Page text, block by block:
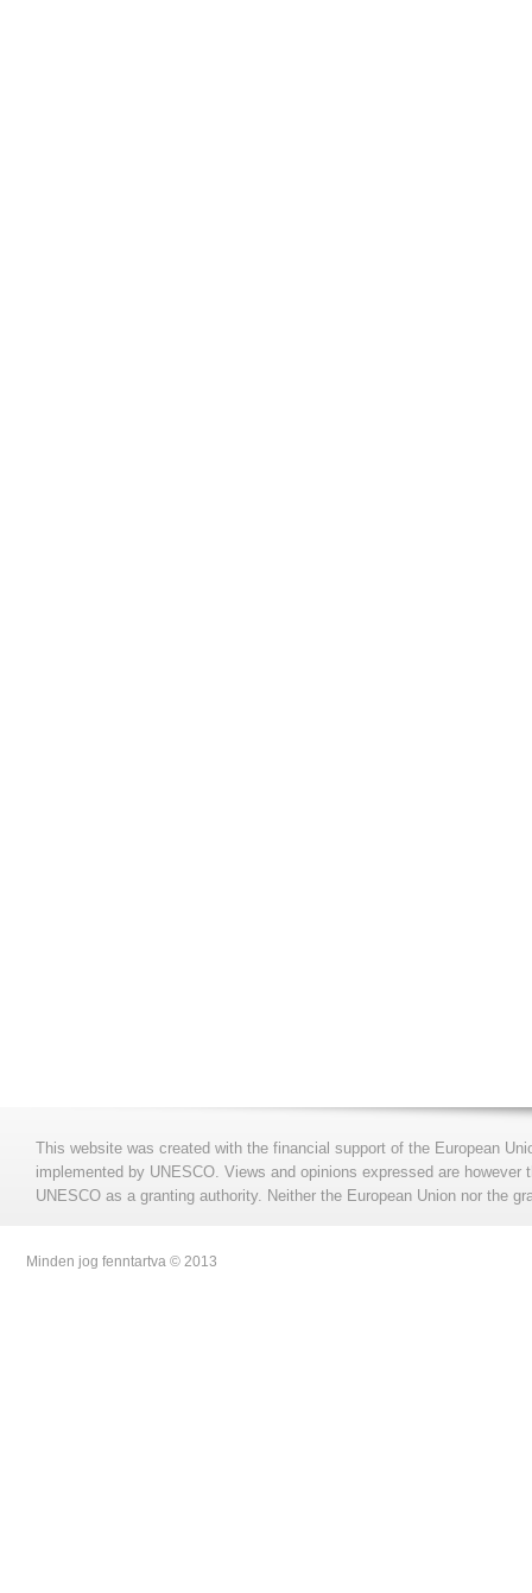
This website was created with the financial support of the European
implemented by UNESCO. Views and opinions expressed are
UNESCO as a granting authority. Neither the European Union nor the
Minden jog fenntartva © 2013